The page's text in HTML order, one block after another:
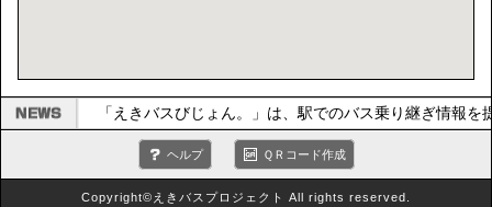
「えきバスびじょん。」は、駅でのバス乗り継ぎ情報
ヘルプ ＱＲコード作成
Copyright©えきバスプロジェクト All rights reserved.